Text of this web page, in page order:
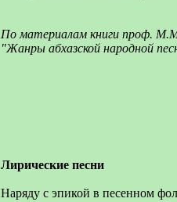
По материалам книги проф.
"Жанры абхазской народной
Лирические песни
Наряду с эпикой в песенном